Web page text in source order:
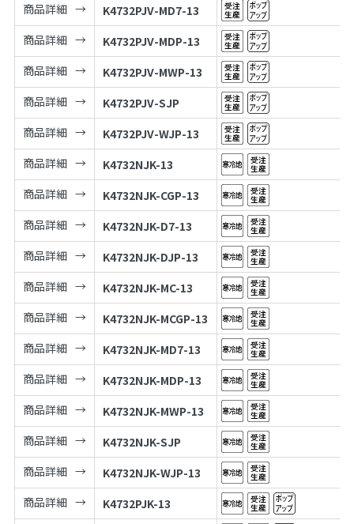
商品詳細
K4732PJV-MD7-13
商品詳細
K4732PJV-MDP-13
商品詳細
K4732PJV-MWP-13
商品詳細
K4732PJV-SJP
商品詳細
K4732PJV-WJP-13
商品詳細
K4732NJK-13
商品詳細
K4732NJK-CGP-13
商品詳細
K4732NJK-D7-13
商品詳細
K4732NJK-DJP-13
商品詳細
K4732NJK-MC-13
商品詳細
K4732NJK-MCGP-13
商品詳細
K4732NJK-MD7-13
商品詳細
K4732NJK-MDP-13
商品詳細
K4732NJK-MWP-13
商品詳細
K4732NJK-SJP
商品詳細
K4732NJK-WJP-13
商品詳細
K4732PJK-13